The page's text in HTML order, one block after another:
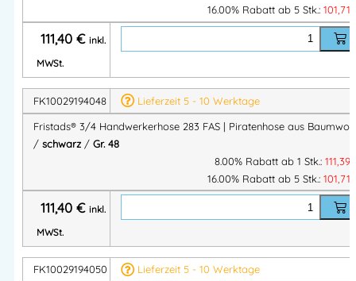
Stifttasche
2 Messerknöpfe & Messerschlaufe
Beintasche mit Druckknopfverschluss
Handytasche
Extratasche mit Schlaufe für Ausweishalter
CORDURA®-verstärkte Knietaschen mit Innenöffnung
Höhenverstellung für Knieschoner
Material & Qualität
16.00% Rabatt ab 5 Stk.: 101,71
111,40 € inkl.
MWSt.
FK10029194048
Lieferzeit 5 - 10 Werktage
Fristads® 3/4 Handwerkerhose 283 FAS | Piratenhose aus
/ schwarz/ Gr. 48
8.00% Rabatt ab 1 Stk.: 111,39
16.00% Rabatt ab 5 Stk.: 101,71
111,40 € inkl.
MWSt.
FK10029194050
Lieferzeit 5 - 10 Werktage